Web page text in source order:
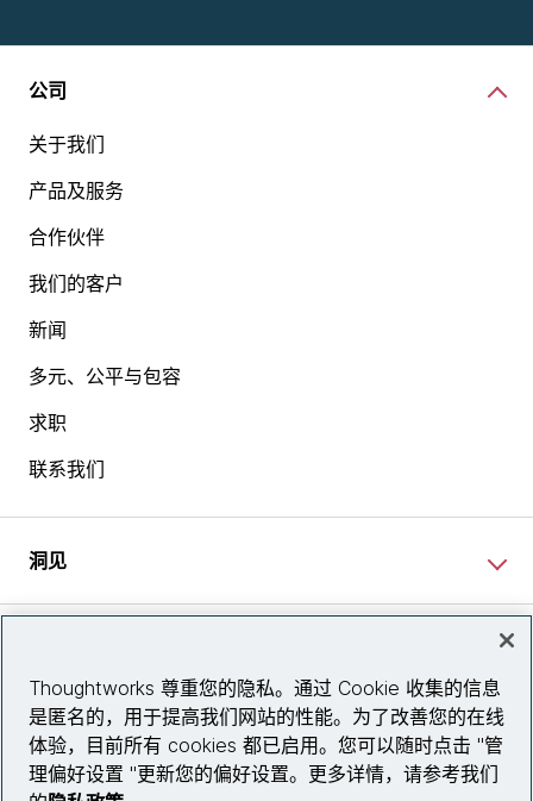
公司
关于我们
产品及服务
合作伙伴
我们的客户
新闻
多元、公平与包容
求职
联系我们
洞见
关注我们
Thoughtworks 尊重您的隐私。通过 Cookie 收集的信息
是匿名的，用于提高我们网站的性能。为了改善您的在线
体验，目前所有 cookies 都已启用。您可以随时点击 "管
理偏好设置 "更新您的偏好设置。更多详情，请参考我们